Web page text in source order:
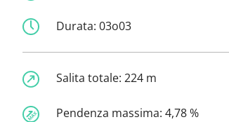
Durata: 03o03
Salita totale: 224 m
Pendenza massima: 4,78 %